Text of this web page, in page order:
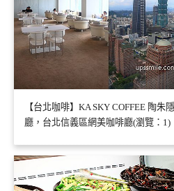
【台北咖啡】KA SKY COFFEE 陶
廳，台北信義區網美咖啡廳(瀏覽：1)